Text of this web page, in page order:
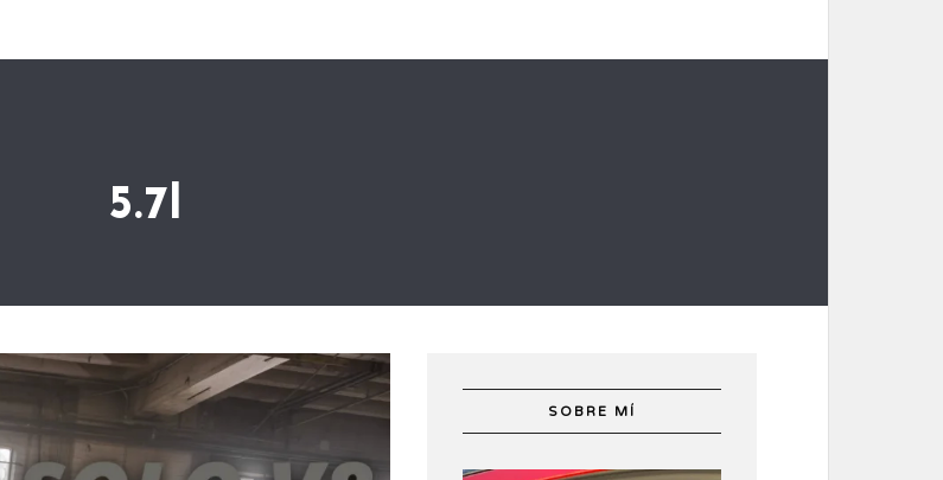
5.7l
SOBRE MÍ